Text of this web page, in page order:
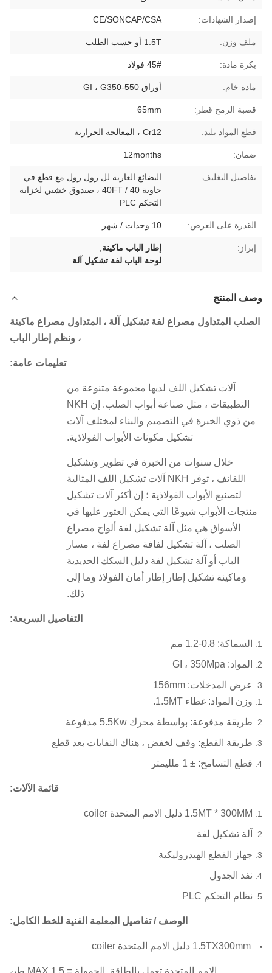
إصدار الشهادات: CE/SONCAP/CSA
ملف وزن: 1.5T أو حسب الطلب
بكرة مادة: 45# فولاذ
مادة خام: أوراق GI ، G350-550
قصبة الرمح قطر: 65mm
قطع المواد بليد: Cr12 ، المعالجة الحرارية
ضمان: 12months
تفاصيل التغليف:
البضائع العارية لل رول رول مع قطع في
حاوية 40 / 40FT ، صندوق خشبي لخزانة
التحكم PLC
القدرة على العرض: 10 وحدات / شهر
إبراز: إطار الباب ماكينة
لوحة الباب لفة تشكيل آلة
وصف المنتج
الصلب المتداول مصراع لفة تشكيل آلة ، المتداول مصراع ماكينة
، ونظم إطار الباب
تعليمات عامة:
آلات تشكيل اللف لديها مجموعة متنوعة من
التطبيقات ، مثل صناعة أبواب الصلب.
إن NKH
من ذوي الخبرة في التصميم والبناء لمختلف آلات
تشكيل مكونات الأبواب الفولاذية.
خلال سنوات من الخبرة في تطوير وتشكيل
اللفائف ، توفر NKH آلات تشكيل اللف المثالية
لتصنيع الأبواب الفولاذية ؛ إن أكثر آلات تشكيل
منتجات الأبواب شيوعًا التي يمكن العثور عليها في
الأسواق هي مثل آلة تشكيل لفة ألواح مصراع
الصلب ، آلة تشكيل لفافة مصراع لفة ، مسار
الباب أو آلة تشكيل لفة دليل السكك الحديدية
وماكينة تشكيل إطار إطار أمان الفولاذ وما إلى
ذلك.
التفاصيل السريعة:
السماكة: 0.8-1.2 مم
المواد: GI ، 350Mpa
عرض المدخلات: 156mm
وزن المواد: غطاء 1.5MT.
طريقة مدفوعة: بواسطة محرك 5.5Kw مدفوعة
طريقة القطع: وقف لخفض ، هناك النفايات بعد قطع
قطع التسامح: ± 1 ملليمتر
قائمة الآلات:
1.5MT * 300MM دليل الامم المتحدة coiler
آلة تشكيل لفة
جهاز القطع الهيدروليكية
نفد الجدول
نظام التحكم PLC
الوصف / تفاصيل المعلمة الفنية للخط الكامل:
1.5TX300mm دليل الامم المتحدة coiler
الامم المتحدة تعمل بالطاقة. الحمولة = MAX.1.5 طن